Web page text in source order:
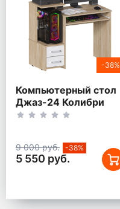
-38%
Компьютерный стол
Джаз-24 Колибри
Дуб Сонома/Белый
9 000 руб. -38%
5 550 руб.